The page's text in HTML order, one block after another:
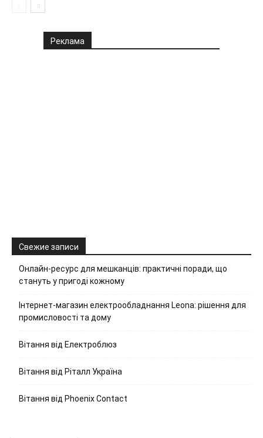
Реклама
Свежие записи
Онлайн-ресурс для мешканців: практичні поради, що
стануть у пригоді кожному
Інтернет-магазин електрообладнання Leona: рішення для
промисловості та дому
Вітання від Електроблюз
Вітання від Ріталл Україна
Вітання від Phoenix Contact